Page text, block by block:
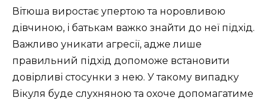
Вітюша виростає упертою та норовливою
дівчиною, і батькам важко знайти до неї підхід.
Важливо уникати агресії, адже лише
правильний підхід допоможе встановити
довірливі стосунки з нею. У такому випадку
Вікуля буде слухняною та охоче допомагатиме